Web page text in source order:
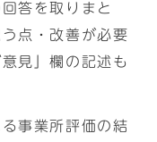
答を取りまと
点・改善が必要
見」欄の記述も
事業所評価の結